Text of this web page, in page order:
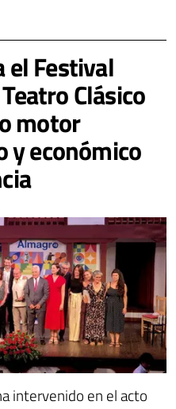
el Festival
Clásico
motor
económico
intervenido en el acto